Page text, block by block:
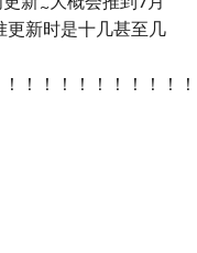
~
新时是十几甚至几
！！！！！！！！！